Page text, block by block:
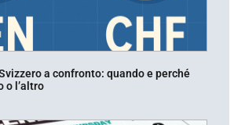
a confronto: quando e perché
o l’altro